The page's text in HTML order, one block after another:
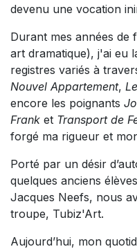
devenu une vocation
Durant mes années de
art dramatique), j'ai eu
registres variés à
Nouvel Appartement,
encore les poignants
Frank et Transport de
forgé ma rigueur et
Porté par un désir
quelques anciens
Jacques Neefs, nous
troupe, Tubiz'Art.
Aujourd’hui, mon